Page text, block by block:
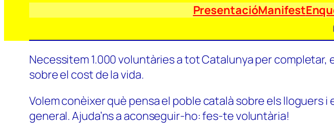
PresentacióManifest
Necessitem 1.000 voluntàries a tot Catalunya per completar,
sobre el cost de la vida.
Volem conèixer què pensa el poble català sobre els lloguers
general. Ajuda’ns a aconseguir-ho: fes-te voluntària!